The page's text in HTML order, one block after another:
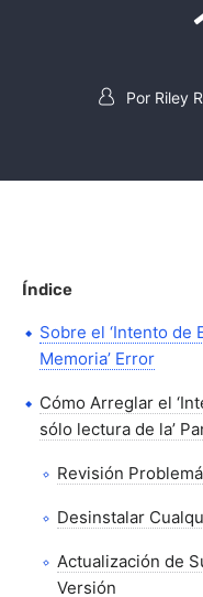
Post autor
Por Riley
Índice
Sobre el ‘Intento de
Memoria’ Error
Cómo Arreglar el
sólo lectura de la’
Revisión
Desinstalar
Actualización de
Versión